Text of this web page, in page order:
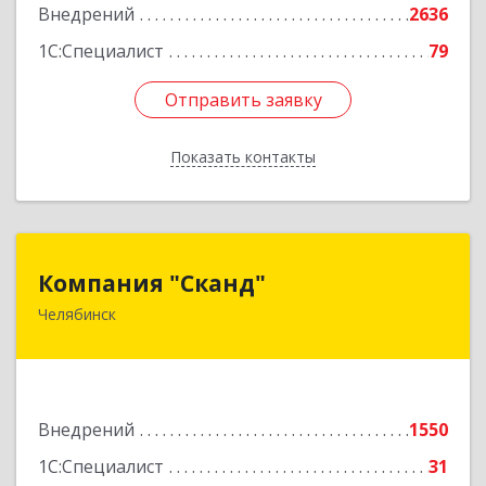
Внедрений
2636
1С:Специалист
79
Отправить заявку
Показать контакты
Отправить заявку
Назад
Компания "Сканд"
Челябинск
Внедрений
1550
1С:Специалист
31